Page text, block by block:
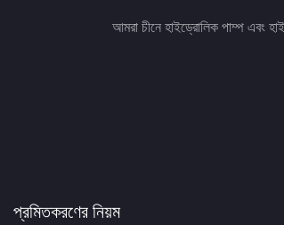
আমরা চীনে হাইড্রোলিক পাম্প এবং
প্রমিতকরণের নিয়ম